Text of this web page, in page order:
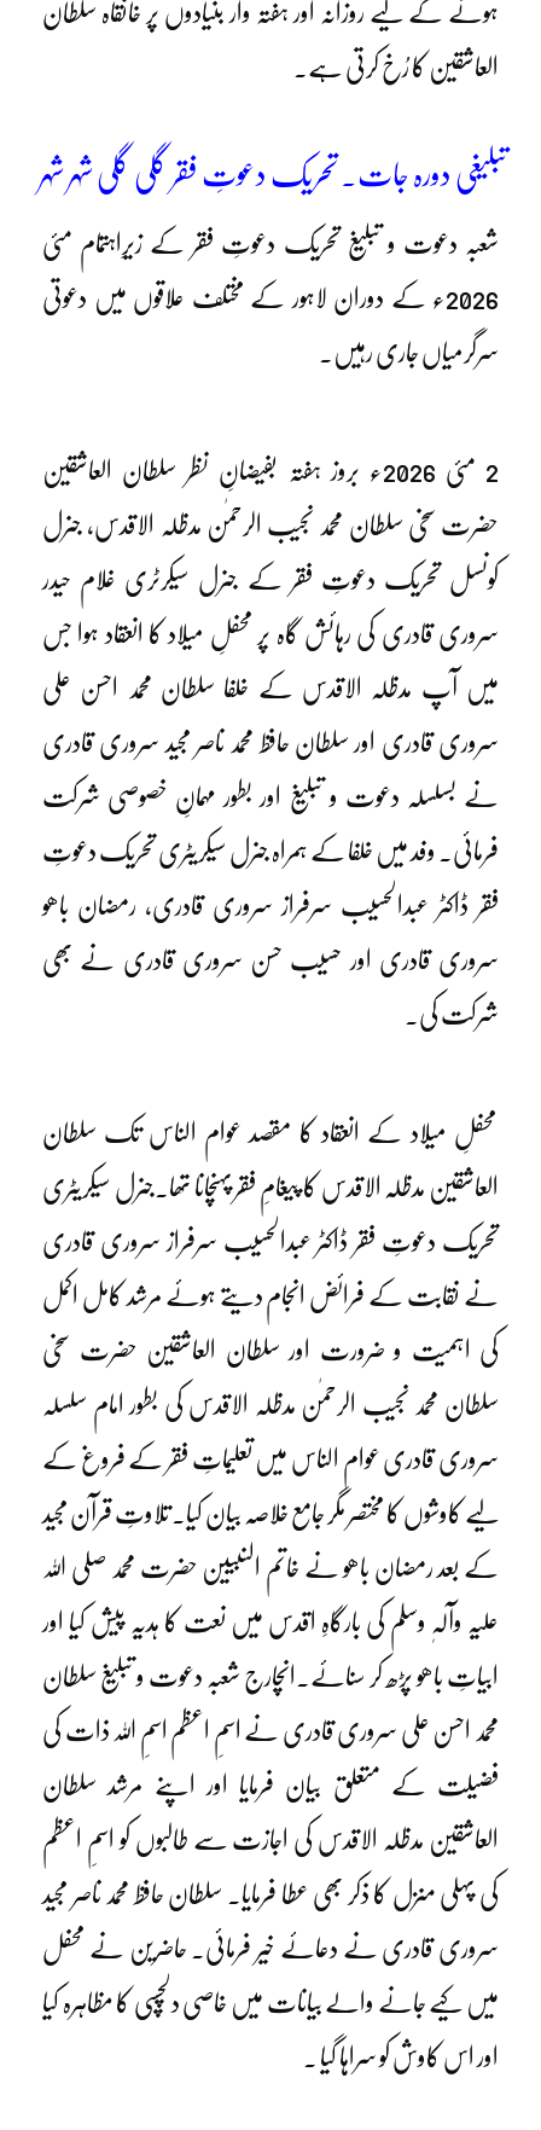
ہونے کے لیے روزانہ اور ہفتہ وار بنیادوں پر خانقاہ سلطان
العاشقین کا رُخ کرتی ہے۔
تبلیغی دورہ جات۔ تحریک دعوتِ فقر گلی گلی شہر شہر
شعبہ دعوت و تبلیغ تحریک دعوتِ فقر کے زیرِاہتمام مئی
2026ء کے دوران لاہور کے مختلف علاقوں میں دعوتی
سرگرمیاں جاری رہیں۔
2 مئی 2026ء بروز ہفتہ بفیضانِ نظر سلطان العاشقین
حضرت سخی سلطان محمد نجیب الرحمٰن مدظلہ الاقدس، جنرل
کونسل تحریک دعوتِ فقر کے جنرل سیکرٹری غلام حیدر
سروری قادری کی رہائش گاہ پر محفلِ میلاد کا انعقاد ہوا جس
میں آپ مدظلہ الاقدس کے خلفا سلطان محمد احسن علی
سروری قادری اور سلطان حافظ محمد ناصر مجید سروری قادری
نے بسلسلہ دعوت و تبلیغ اور بطور مہمانِ خصوصی شرکت
فرمائی۔ وفد میں خلفا کے ہمراہ جنرل سیکریٹری تحریک دعوتِ
فقر ڈاکٹر عبدالحسیب سرفراز سروری قادری، رمضان باھو
سروری قادری اور حسیب حسن سروری قادری نے بھی
شرکت کی۔
محفلِ میلاد کے انعقاد کا مقصد عوام الناس تک سلطان
العاشقین مدظلہ الاقدس کا پیغامِ فقر پہنچانا تھا۔جنرل سیکریٹری
تحریک دعوتِ فقر ڈاکٹر عبدالحسیب سرفراز سروری قادری
نے نقابت کے فرائض انجام دیتے ہوئے مرشد کامل اکمل
کی اہمیت و ضرورت اور سلطان العاشقین حضرت سخی
سلطان محمد نجیب الرحمٰن مدظلہ الاقدس کی بطور امام سلسلہ
سروری قادری عوام الناس میں تعلیماتِ فقر کے فروغ کے
لیے کاوشوں کا مختصر مگر جامع خلاصہ بیان کیا۔ تلاوتِ قرآن مجید
کے بعد رمضان باھو نے خاتم النبیین حضرت محمد صلی اللہ
علیہ وآلہٖ وسلم کی بارگاہِ اقدس میں نعت کا ہدیہ پیش کیا اور
ابیاتِ باھو پڑھ کر سنائے۔انچارج شعبہ دعوت و تبلیغ سلطان
محمد احسن علی سروری قادری نے اسمِ اعظم اسمِ اللہ ذات کی
فضیلت کے متعلق بیان فرمایا اور اپنے مرشد سلطان
العاشقین مدظلہ الاقدس کی اجازت سے طالبوں کو اسمِ اعظم
کی پہلی منزل کا ذکر بھی عطا فرمایا۔ سلطان حافظ محمد ناصر مجید
سروری قادری نے دعائے خیر فرمائی۔ حاضرین نے محفل
میں کیے جانے والے بیانات میں خاصی دلچسپی کا مظاہرہ کیا
اور اس کاوش کو سراہا گیا ۔